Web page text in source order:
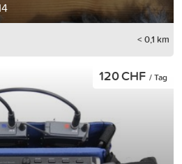
< 0,1 km
120 CHF / Tag